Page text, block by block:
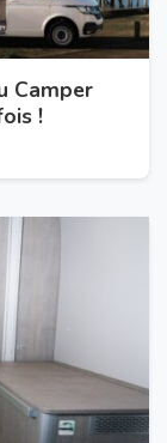
Camper
!